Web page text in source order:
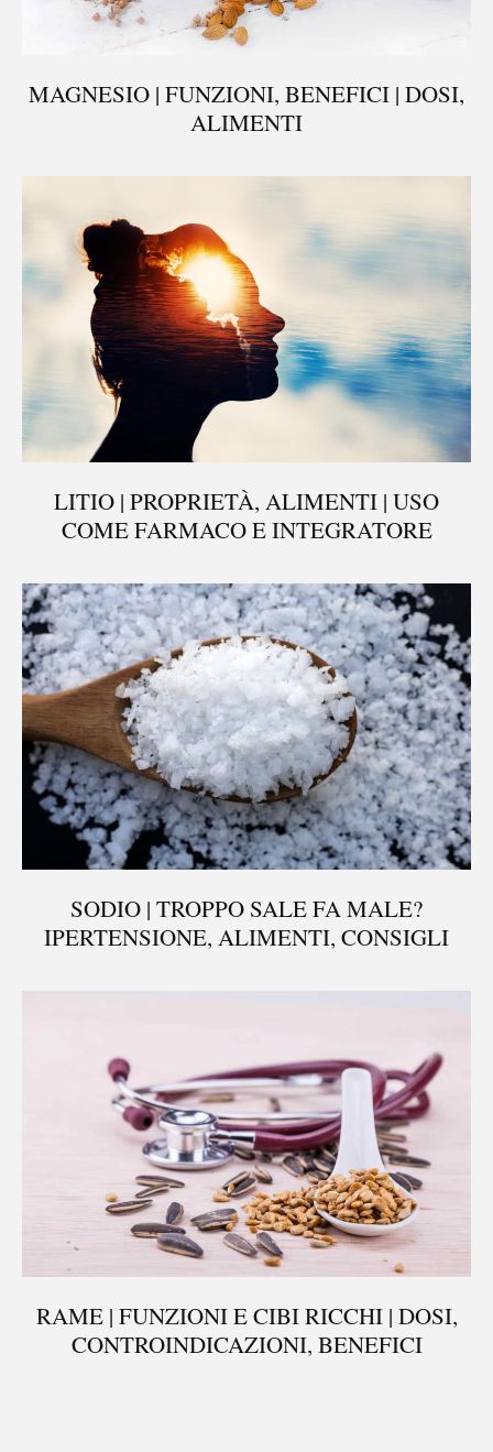
MAGNESIO | FUNZIONI, BENEFICI | DOSI,
ALIMENTI
LITIO | PROPRIETÀ, ALIMENTI | USO
COME FARMACO E INTEGRATORE
SODIO | TROPPO SALE FA MALE?
IPERTENSIONE, ALIMENTI, CONSIGLI
RAME | FUNZIONI E CIBI RICCHI | DOSI,
CONTROINDICAZIONI, BENEFICI